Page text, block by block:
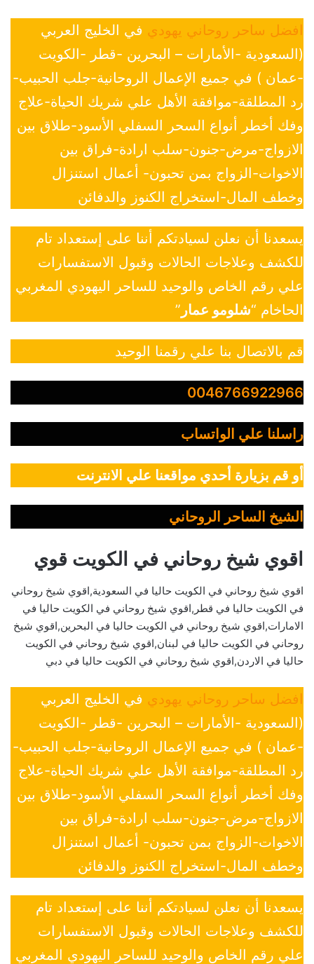
افضل ساحر روحاني يهودي في الخليج العربي
(السعودية -الأمارات – البحرين -قطر -الكويت
-عمان ) في جميع الإعمال الروحانية-جلب الحبيب-
رد المطلقة-موافقة الأهل علي شريك الحياة-علاج
وفك أخطر أنواع السحر السفلي الأسود-طلاق بين
الازواج-مرض-جنون-سلب ارادة-فراق بين
الاخوات-الزواج بمن تحبون- أعمال استنزال
وخطف المال-استخراج الكنوز والدفائن
يسعدنا أن نعلن لسيادتكم أننا على إستعداد تام
للكشف وعلاجات الحالات وقبول الاستفسارات
علي رقم الخاص والوحيد للساحر اليهودي المغربي
الحاخام “شلومو عمار ”
قم بالاتصال بنا علي رقمنا الوحيد
0046766922966
راسلنا علي الواتساب
أو قم بزيارة أحدي مواقعنا علي الانترنت
الشيخ الساحر الروحاني
اقوي شيخ روحاني في الكويت قوي
اقوي شيخ روحاني في الكويت حاليا في السعودية,اقوي شيخ روحاني
في الكويت حاليا في قطر,اقوي شيخ روحاني في الكويت حاليا في
الامارات,اقوي شيخ روحاني في الكويت حاليا في البحرين,اقوي شيخ
روحاني في الكويت حاليا في لبنان,اقوي شيخ روحاني في الكويت
حاليا في الاردن,اقوي شيخ روحاني في الكويت حاليا في دبي
افضل ساحر روحاني يهودي في الخليج العربي
(السعودية -الأمارات – البحرين -قطر -الكويت
-عمان ) في جميع الإعمال الروحانية-جلب الحبيب-
رد المطلقة-موافقة الأهل علي شريك الحياة-علاج
وفك أخطر أنواع السحر السفلي الأسود-طلاق بين
الازواج-مرض-جنون-سلب ارادة-فراق بين
الاخوات-الزواج بمن تحبون- أعمال استنزال
وخطف المال-استخراج الكنوز والدفائن
يسعدنا أن نعلن لسيادتكم أننا على إستعداد تام
للكشف وعلاجات الحالات وقبول الاستفسارات
علي رقم الخاص والوحيد للساحر اليهودي المغربي